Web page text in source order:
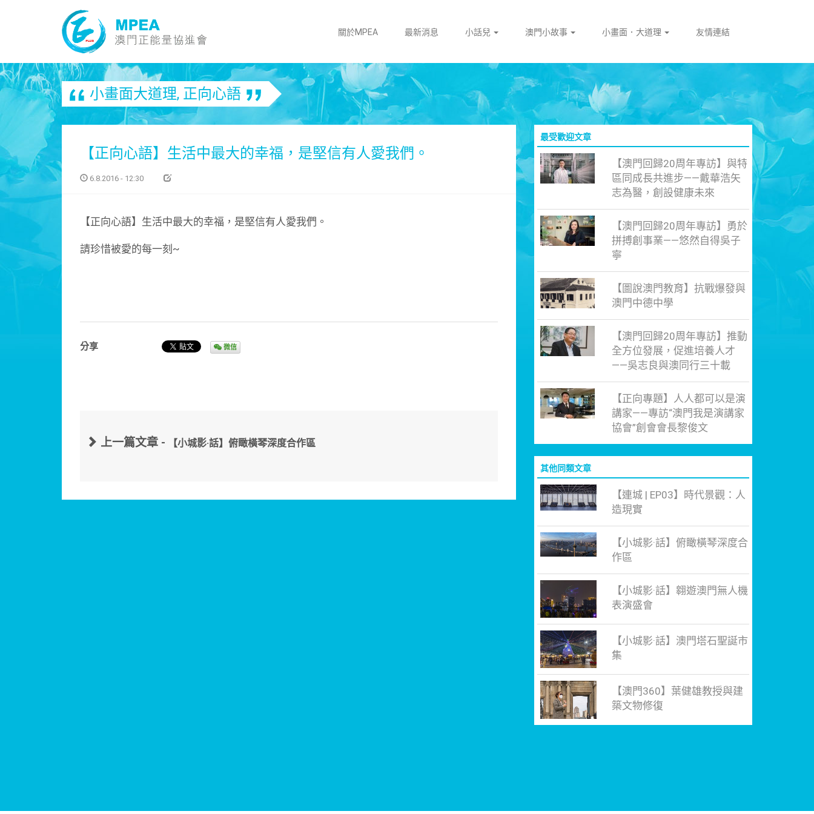
關於MPEA 最新消息 小話兒 澳門小故事 小畫面．大道理 友情連結
小畫面大道理, 正向心語
【正向心語】生活中最大的幸福，是堅信有人愛我們。
6.8.2016 - 12:30
【正向心語】生活中最大的幸福，是堅信有人愛我們。
請珍惜被愛的每一刻~
分享 微信
上一篇文章 - 【小城影·話】俯瞰橫琴深度合作區
最受歡迎文章
【澳門回歸20周年專訪】與特
區同成長共進步——戴華浩矢
志為醫，創設健康未來
【澳門回歸20周年專訪】勇於
拼搏創事業——悠然自得吳子
寧
【圖說澳門教育】抗戰爆發與
澳門中德中學
【澳門回歸20周年專訪】推動
全方位發展，促進培養人才
——吳志良與澳同行三十載
【正向專題】人人都可以是演
講家——專訪“澳門我是演講家
協會”創會會長黎俊文
其他同類文章
【連城 | EP03】時代景觀：人
造現實
【小城影·話】俯瞰橫琴深度合
作區
【小城影·話】翱遊澳門無人機
表演盛會
【小城影·話】澳門塔石聖誕市
集
【澳門360】葉健雄教授與建
築文物修復